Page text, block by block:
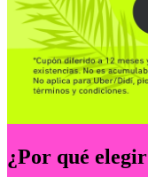
¿Por qué elegir